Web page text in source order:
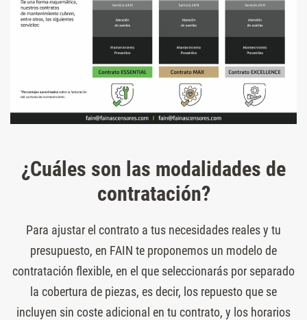
¿Cuáles son las modalidades de
contratación?
Para ajustar el contrato a tus necesidades reales y tu
presupuesto, en FAIN te proponemos un modelo de
contratación flexible, en el que seleccionarás por separado
la cobertura de piezas, es decir, los repuesto que se
incluyen sin coste adicional en tu contrato, y los horarios